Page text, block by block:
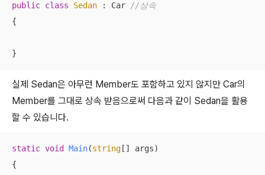
public class Sedan : Car
//상속
{
}
실제 Sedan은 아무런 Member도 포함하고 있지 않지만 Car의
Member를 그대로 상속 받음으로써 다음과 같이 Sedan을 활용
할 수 있습니다.
static void Main(string [] args)
{